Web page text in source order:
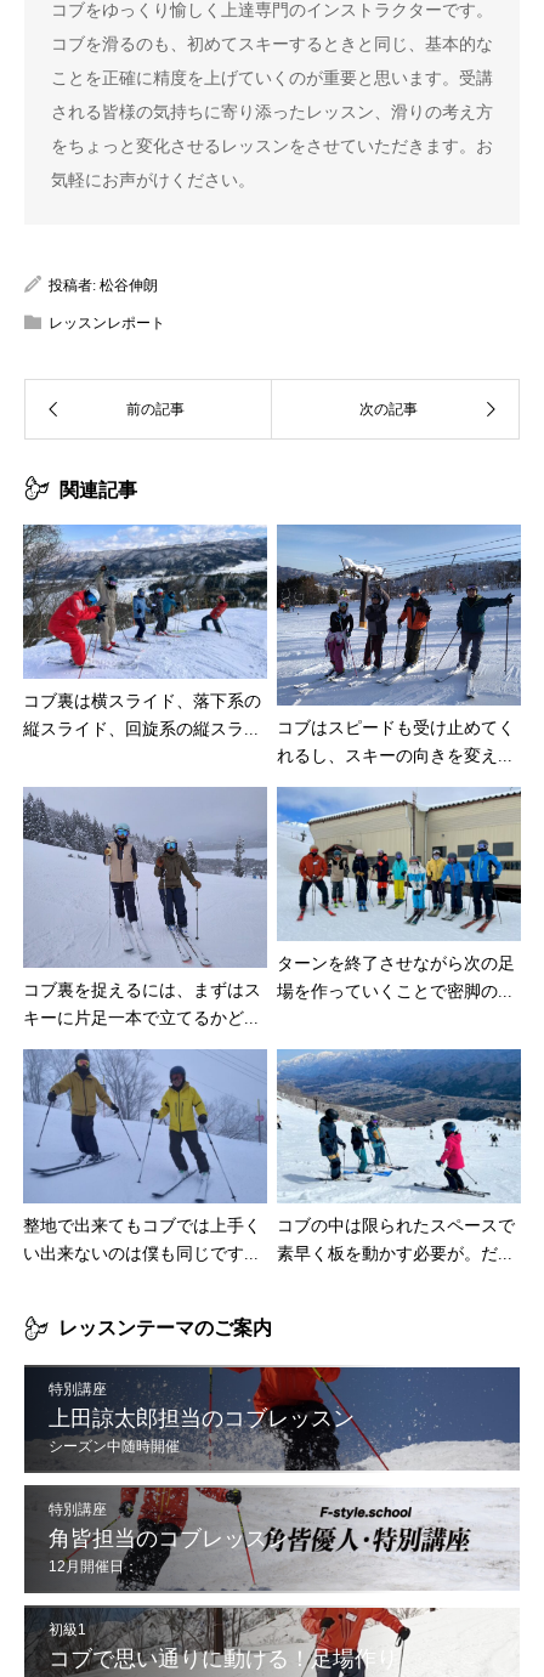
コブをゆっくり愉しく上達専門のインストラクターです。
コブを滑るのも、初めてスキーするときと同じ、基本的な
ことを正確に精度を上げていくのが重要と思います。受講
される皆様の気持ちに寄り添ったレッスン、滑りの考え方
をちょっと変化させるレッスンをさせていただきます。お
気軽にお声がけください。
投稿者: 松谷伸朗
レッスンレポート
関連記事
コブ裏は横スライド、落下系の
縦スライド、回旋系の縦スラ...
コブはスピードも受け止めてく
れるし、スキーの向きを変え...
コブ裏を捉えるには、まずはス
キーに片足一本で立てるかど...
ターンを終了させながら次の足
場を作っていくことで密脚の...
整地で出来てもコブでは上手く
い出来ないのは僕も同じです...
コブの中は限られたスペースで
素早く板を動かす必要が。だ...
レッスンテーマのご案内
特別講座
上田諒太郎担当のコブレッスン
シーズン中随時開催
特別講座
角皆担当のコブレッスン
12月開催日：
12/6(土),7(日),13(土),14(日),20(土),21(日),30(火),31(水)
初級1
コブで思い通りに動ける！足場作り